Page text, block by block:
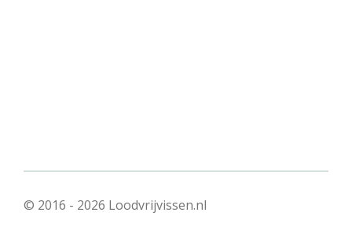
© 2016 - 2026 Loodvrijvissen.nl